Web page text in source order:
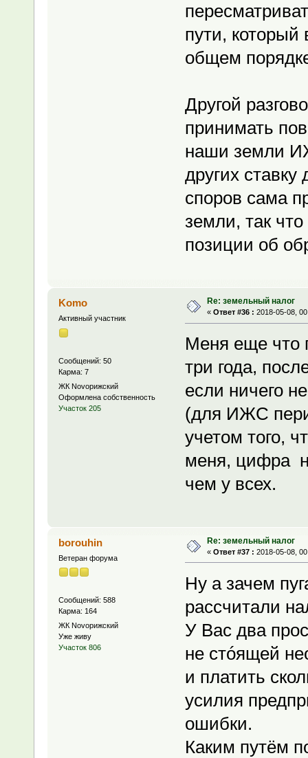
пути,
общем
Другой
принимать
наши земли
других
споров сама
земли, так
позиции об
Komo
Активный участник
Сообщений: 50
Карма: 7
ЖК Novoрижский
Оформлена собственность
Участок 205
Re: земельный налог
« Ответ #36 : 2018-05-08,
Меня еще что
три года,
если ничего
(для ИЖС
учетом того,
меня, цифра
чем у всех.
borouhin
Ветеран форума
Сообщений: 588
Карма: 164
ЖК Novoрижский
Уже живу
Участок 806
Re: земельный налог
« Ответ #37 : 2018-05-08,
Ну а зачем
рассчитали
У Вас два
не стóящей
и платить
усилия
ошибки.
Каким путём